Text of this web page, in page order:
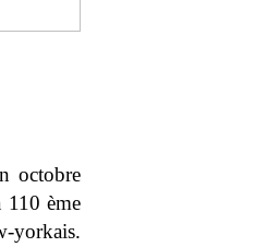
octobre
110 ème